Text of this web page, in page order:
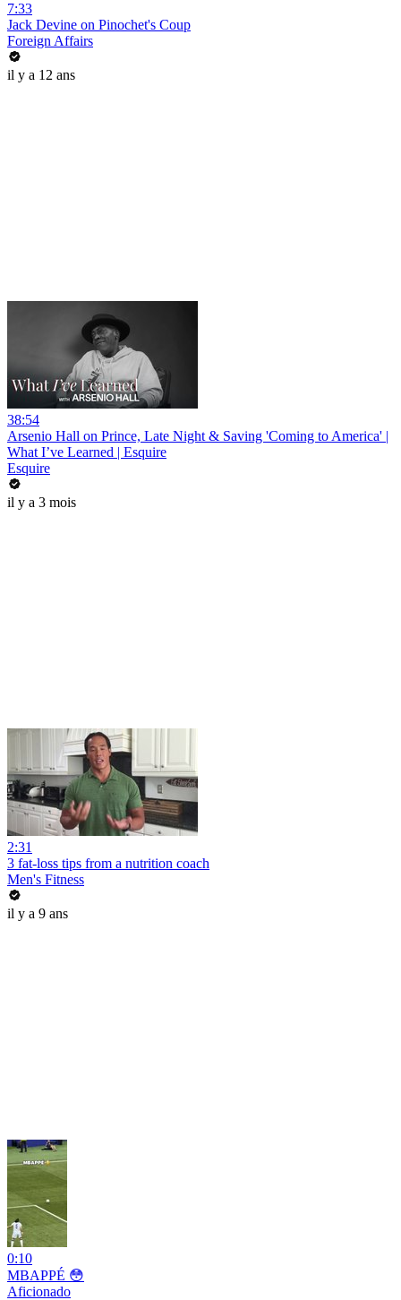
7:33
Jack Devine on Pinochet's Coup
Foreign Affairs
il y a 12 ans
38:54
Arsenio Hall on Prince, Late Night & Saving 'Coming to America' |
What I’ve Learned | Esquire
Esquire
il y a 3 mois
2:31
3 fat-loss tips from a nutrition coach
Men's Fitness
il y a 9 ans
0:10
MBAPPÉ 😳
Aficionado